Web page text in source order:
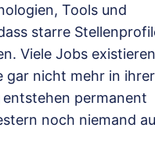
Tools und
starre
Viele Jobs
gar nicht mehr in ihrer
permanent
noch niemand